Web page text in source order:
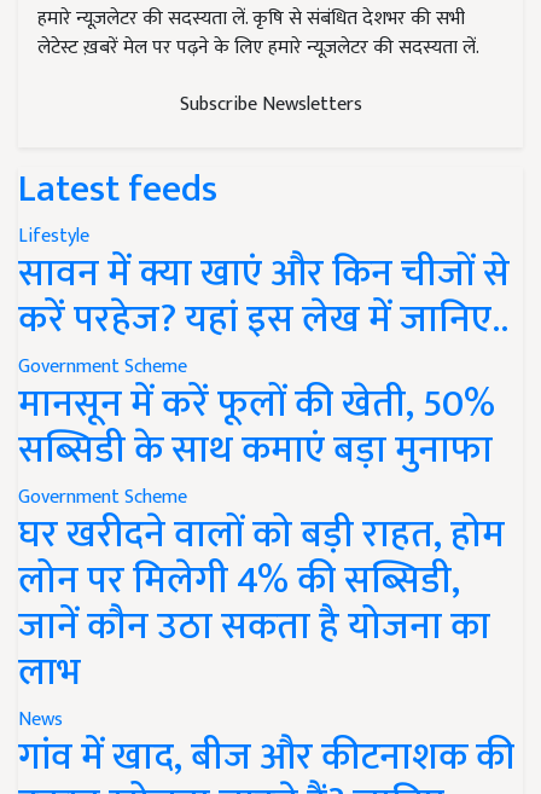
हमारे न्यूज़लेटर की सदस्यता लें. कृषि से संबंधित देशभर की सभी
लेटेस्ट ख़बरें मेल पर पढ़ने के लिए हमारे न्यूज़लेटर की सदस्यता लें.
Subscribe Newsletters
Latest feeds
Lifestyle
सावन में क्या खाएं और किन चीजों से
करें परहेज? यहां इस लेख में जानिए..
Government Scheme
मानसून में करें फूलों की खेती, 50%
सब्सिडी के साथ कमाएं बड़ा मुनाफा
Government Scheme
घर खरीदने वालों को बड़ी राहत, होम
लोन पर मिलेगी 4% की सब्सिडी,
जानें कौन उठा सकता है योजना का
लाभ
News
गांव में खाद, बीज और कीटनाशक की